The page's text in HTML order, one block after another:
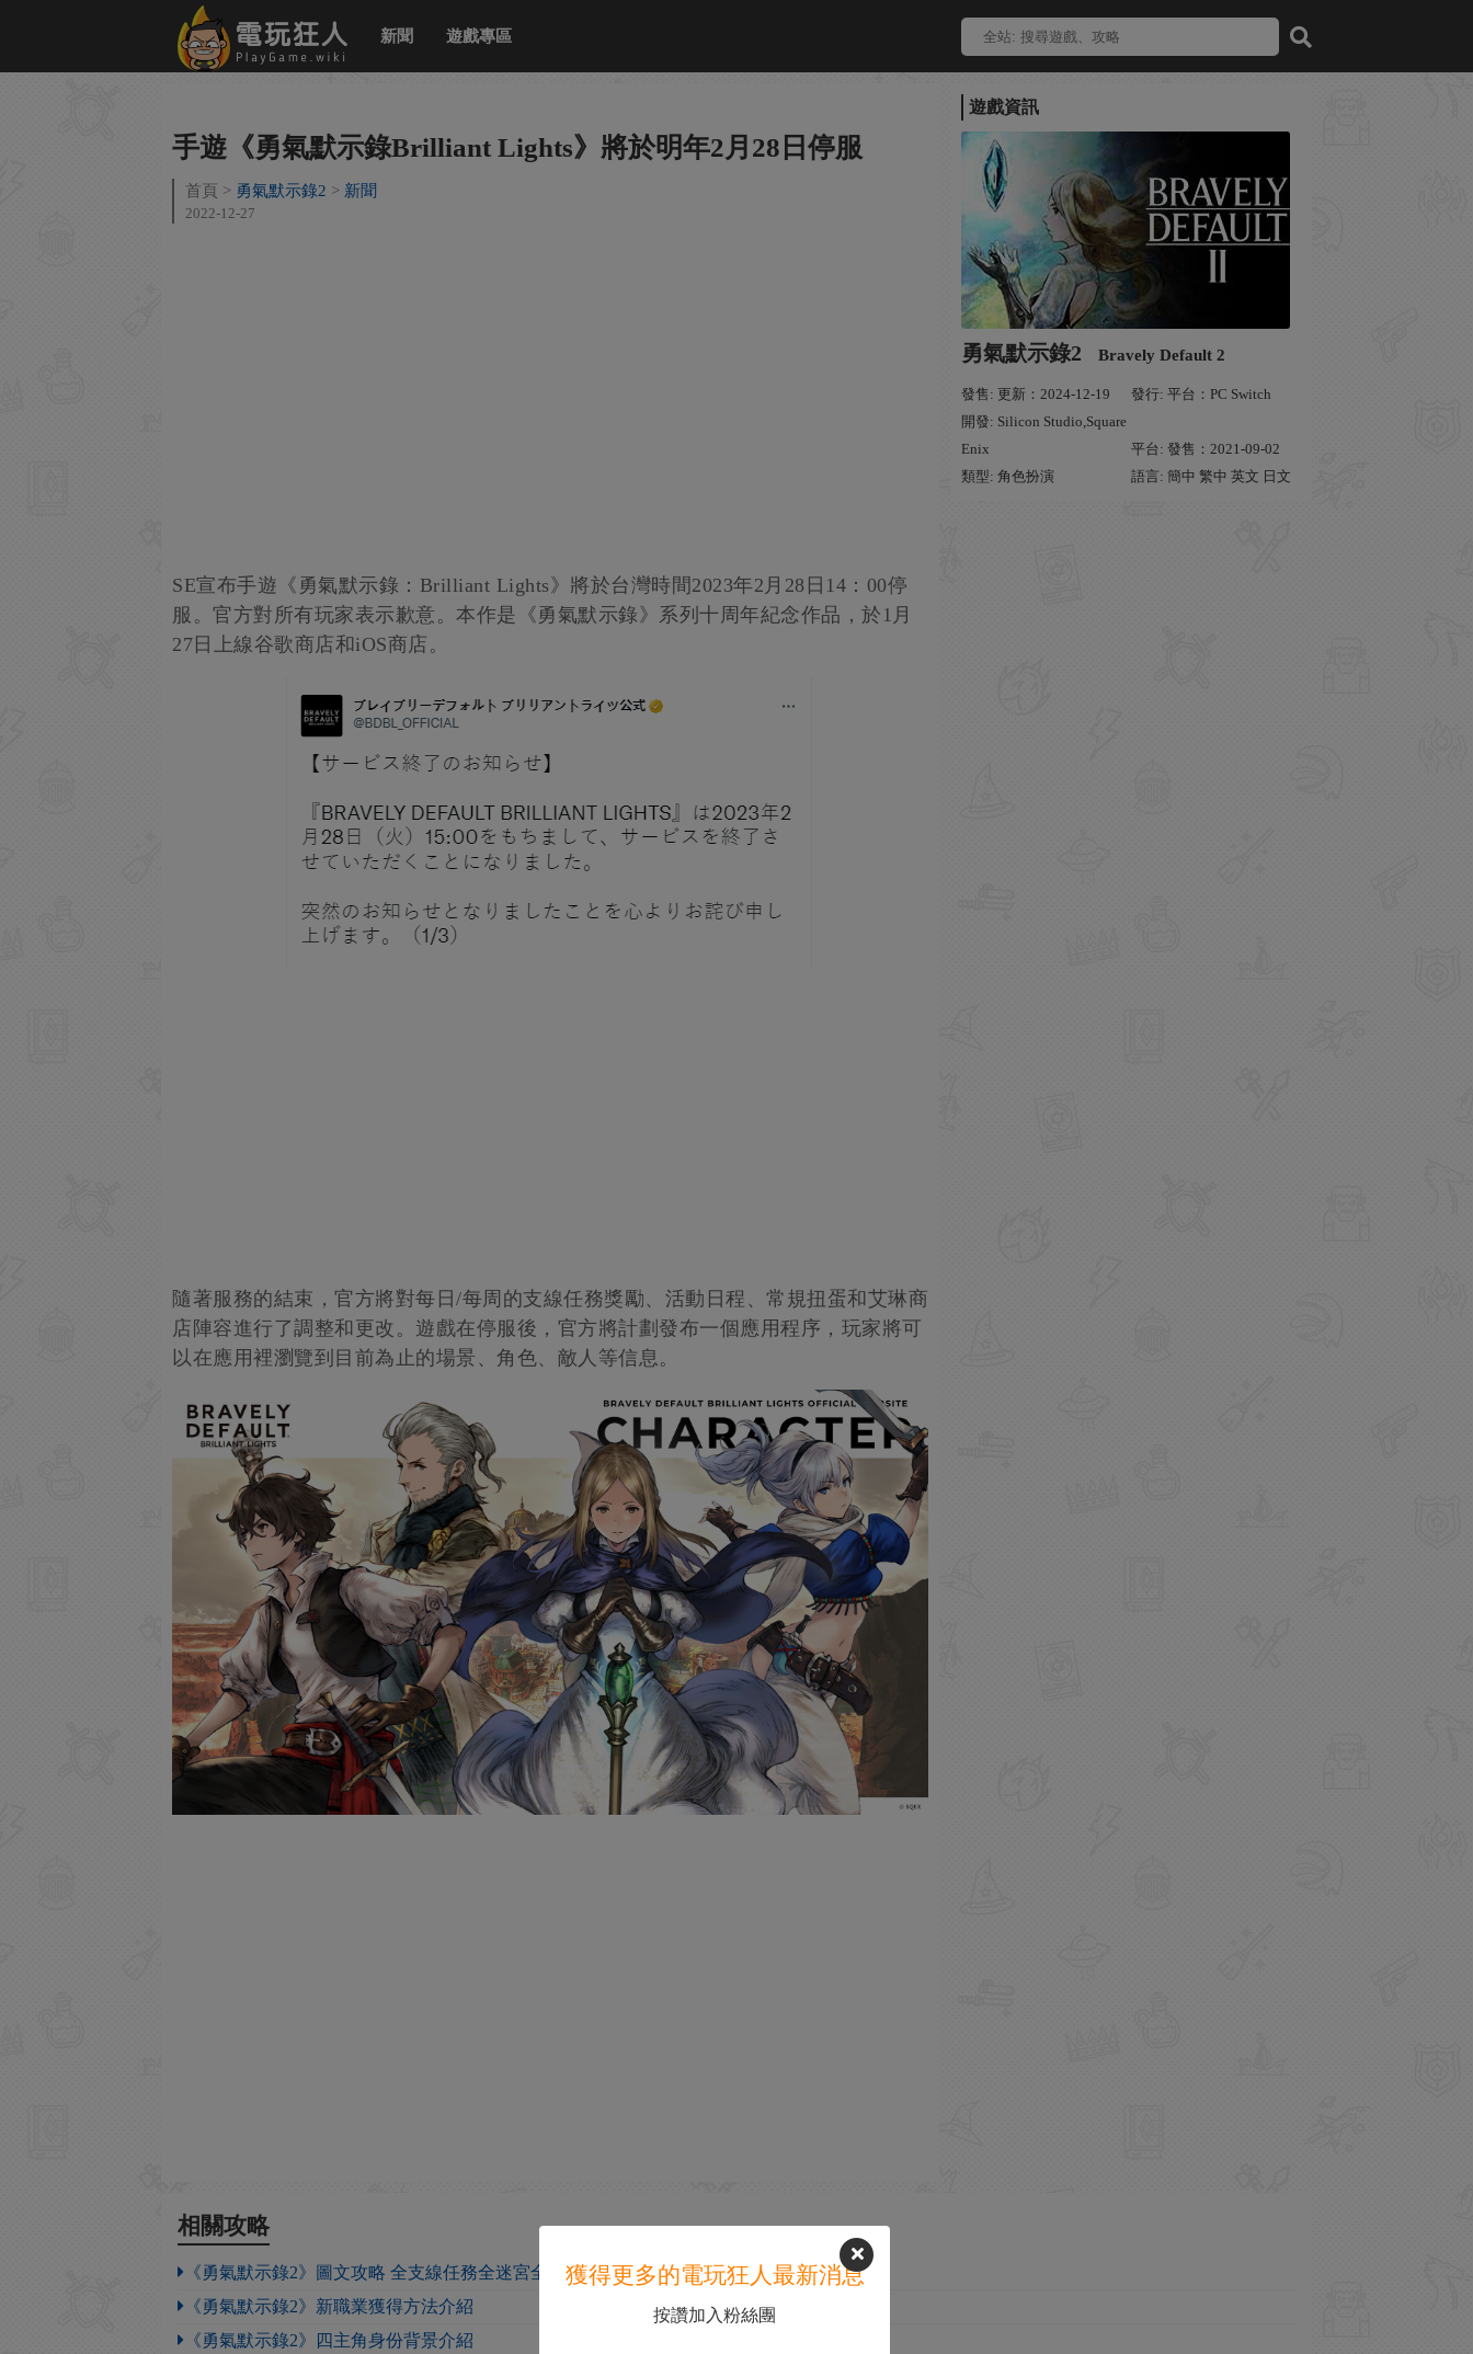
新聞 遊戲專區
遊戲資訊
勇氣默示錄2 Bravely Default 2
發售: 更新：2024-12-19
發行: 平台：PC Switch
開發: Silicon Studio,Square
Enix
平台: 發售：2021-09-02
類型: 角色扮演
語言: 簡中 繁中 英文 日文
手遊《勇氣默示錄Brilliant Lights》將於明年2月28日停服
首頁 勇氣默示錄2 新聞
2022-12-27
SE宣布手遊《勇氣默示錄：Brilliant Lights》將於台灣時間2023年2月28日14：00停
服。官方對所有玩家表示歉意。本作是《勇氣默示錄》系列十周年紀念作品，於1月
27日上線谷歌商店和iOS商店。
隨著服務的結束，官方將對每日/每周的支線任務獎勵、活動日程、常規扭蛋和艾琳商
店陣容進行了調整和更改。遊戲在停服後，官方將計劃發布一個應用程序，玩家將可
以在應用裡瀏覽到目前為止的場景、角色、敵人等信息。
相關攻略
《勇氣默示錄2》圖文攻略 全支線任務全迷宮全劇情流程攻略
《勇氣默示錄2》新職業獲得方法介紹
《勇氣默示錄2》四主角身份背景介紹
獲得更多的電玩狂人最新消息
按讚加入粉絲團